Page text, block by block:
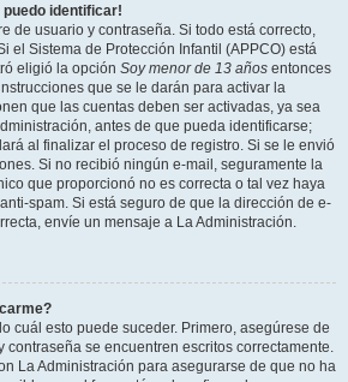
puedo identificar!
de usuario y contraseña. Si todo está correcto,
el Sistema de Protección Infantil (APPCO) está
eligió la opción Soy menor de 13 años entonces
que se le darán para activar la
que las cuentas deben ser activadas, ya sea
antes de que pueda identificarse;
al finalizar el proceso de registro. Si se le envió
Si no recibió ningún e-mail, seguramente la
que proporcionó no es correcta o tal vez haya
spam. Si está seguro de que la dirección de e-
envíe un mensaje a La Administración.
cuál esto puede suceder. Primero, asegúrese de
contraseña se encuentren escritos correctamente.
La Administración para asegurarse de que no ha